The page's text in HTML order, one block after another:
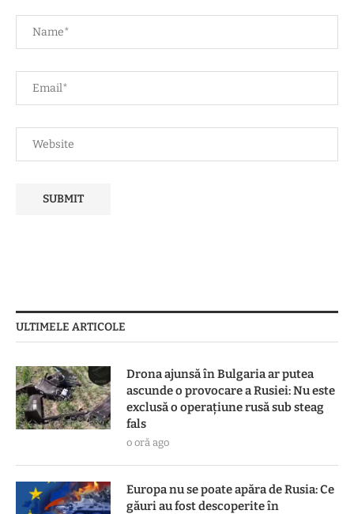
ULTIMELE ARTICOLE
Drona ajunsă în Bulgaria ar putea
ascunde o provocare a Rusiei: Nu este
exclusă o operațiune rusă sub steag
fals
o oră ago
Europa nu se poate apăra de Rusia: Ce
găuri au fost descoperite în